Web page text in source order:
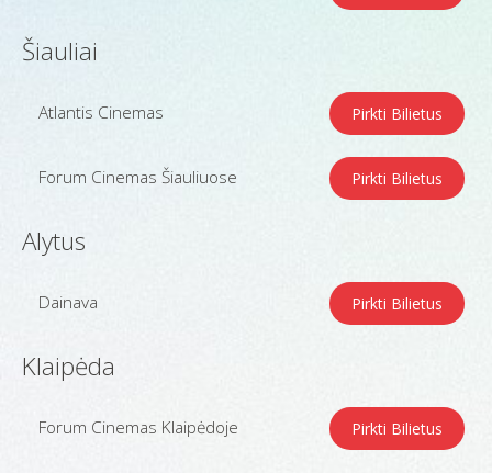
Šiauliai
Atlantis Cinemas Pirkti Bilietus
Forum Cinemas Šiauliuose Pirkti Bilietus
Alytus
Dainava Pirkti Bilietus
Klaipėda
Forum Cinemas Klaipėdoje Pirkti Bilietus